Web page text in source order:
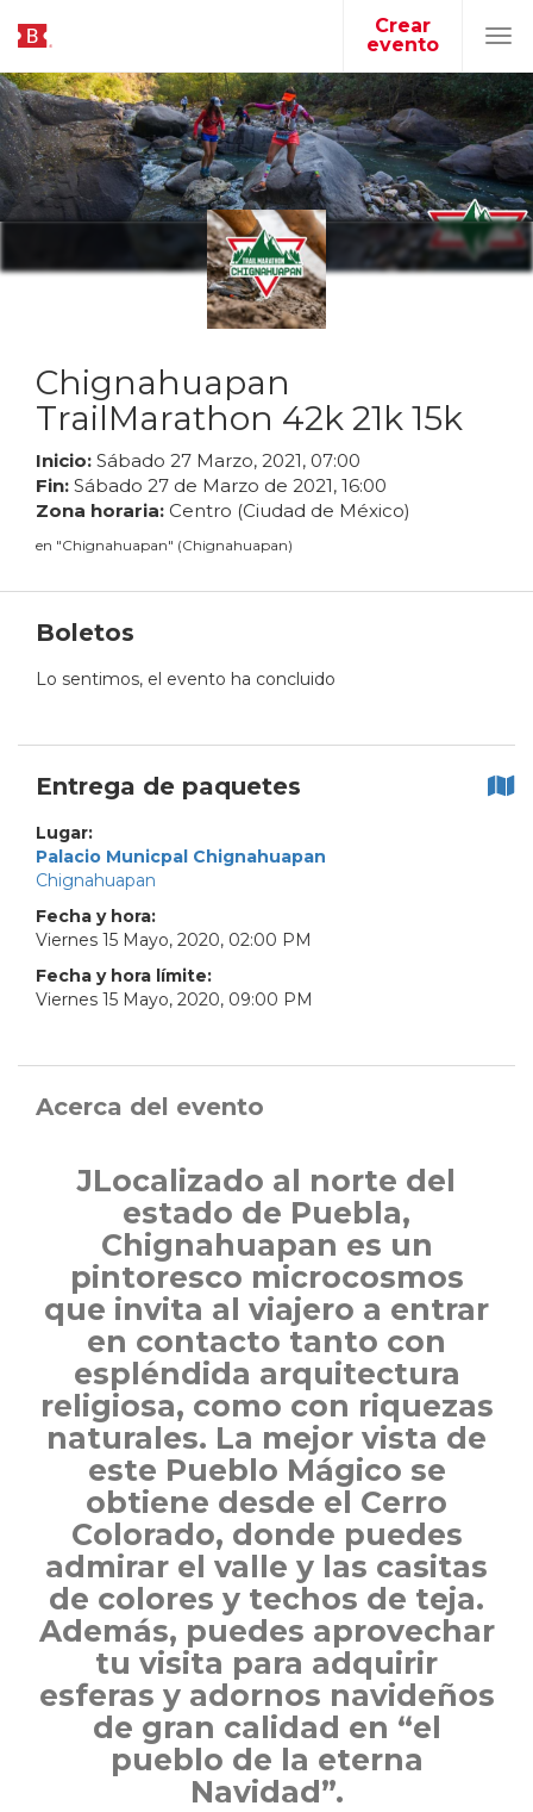
Crear
evento
Chignahuapan
TrailMarathon 42k 21k 15k
Inicio: Sábado 27 Marzo, 2021, 07:00
Fin: Sábado 27 de Marzo de 2021, 16:00
Zona horaria: Centro (Ciudad de México)
en "Chignahuapan" (Chignahuapan)
Boletos
Lo sentimos, el evento ha concluido
Entrega de paquetes
Lugar:
Palacio Municpal Chignahuapan
Chignahuapan
Fecha y hora:
Viernes 15 Mayo, 2020, 02:00 PM
Fecha y hora límite:
Viernes 15 Mayo, 2020, 09:00 PM
Acerca del evento
JLocalizado al norte del
estado de Puebla,
Chignahuapan es un
pintoresco microcosmos
que invita al viajero a entrar
en contacto tanto con
espléndida arquitectura
religiosa, como con riquezas
naturales. La mejor vista de
este Pueblo Mágico se
obtiene desde el Cerro
Colorado, donde puedes
admirar el valle y las casitas
de colores y techos de teja.
Además, puedes aprovechar
tu visita para adquirir
esferas y adornos navideños
de gran calidad en “el
pueblo de la eterna
Navidad”.